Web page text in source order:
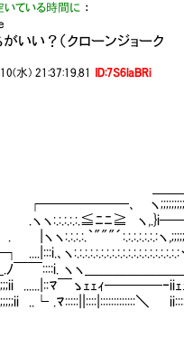
いている時間に ：
いい？（クローンジョーク
水) 21:37:19.81 ID:7S6laBRi
＿＿＿__/;;;;;/;;;
┌──────､ ヽ
.ヽヽ:.:.:.:.:.≦ﾆﾆ≧ ヽ
. |ヽヽ:.:.:.:.｀"""´:.:.:.:.:.:.:ヽ
ヽ:.:.:.:.:.:.:.:.:.:.:.:.:.:.:.:.:.:.:.:ヽ,｀
￣￣::::i. ヽヽ＿＿＿＿＿＿＿
......|::ﾏ￣ゝｪｪｨ────‐ii
..└ .ﾏ:::::||::::|:::::::::::::＼ ii:::::|